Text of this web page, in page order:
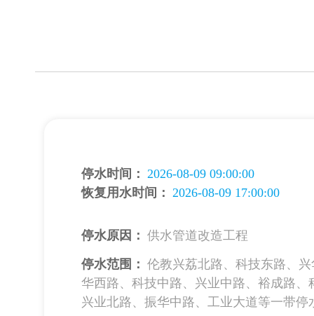
停水时间： 2026-08-09 09:00:00
恢复用水时间： 2026-08-09 17:00:00
停水原因： 供水管道改造工程
停水范围： 伦教兴荔北路、科技东路、
华西路、科技中路、兴业中路、裕成路、
兴业北路、振华中路、工业大道等一带停